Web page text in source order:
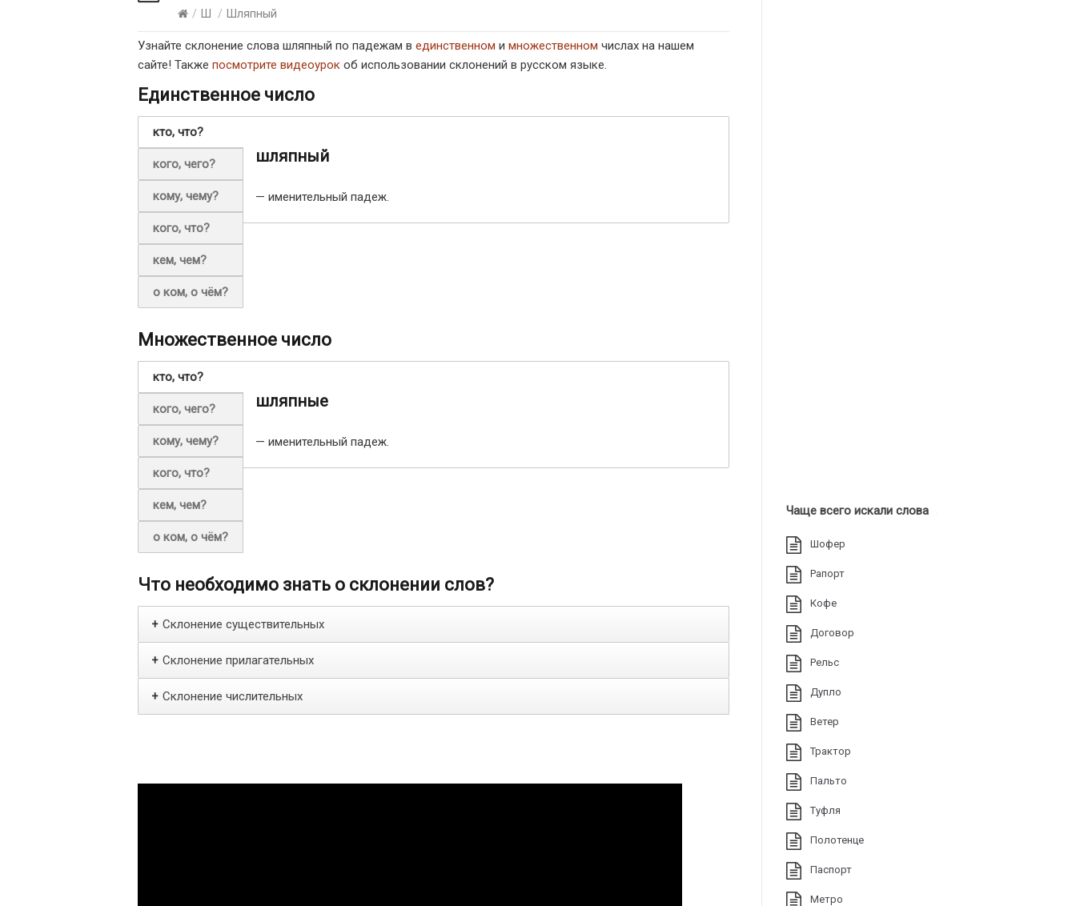
/ / Шляпный
Узнайте склонение слова шляпный по падежам в единственном и множественном числах на нашем
сайте! Также посмотрите видеоурок об использовании склонений в русском языке.
Единственное число
кто, что?
кого, чего?
кому, чему?
кого, что?
кем, чем?
о ком, о чём?
шляпный
— именительный падеж.
Множественное число
кто, что?
кого, чего?
кому, чему?
кого, что?
кем, чем?
о ком, о чём?
шляпные
— именительный падеж.
Что необходимо знать о склонении слов?
+ Склонение существительных
+ Склонение прилагательных
+ Склонение числительных
Чаще всего искали слова
Шофер
Рапорт
Кофе
Договор
Рельс
Дупло
Ветер
Трактор
Пальто
Туфля
Полотенце
Паспорт
Метро